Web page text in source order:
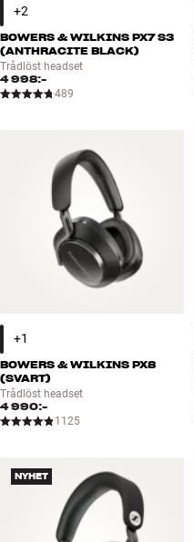
BOWERS & WILKINS PX7 S3
(ANTHRACITE BLACK)
Trådlöst headset
4 998:-
489
BOWERS & WILKINS PX8
(SVART)
Trådlöst headset
4 990:-
1125
NYHET